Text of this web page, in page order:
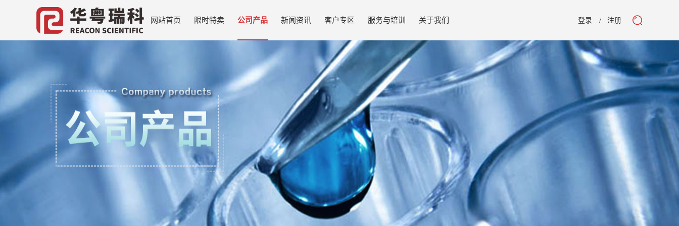
登录 注册
网站首页 限时特卖 公司产品 新闻资讯 客户专区 服务与培训 关于我们